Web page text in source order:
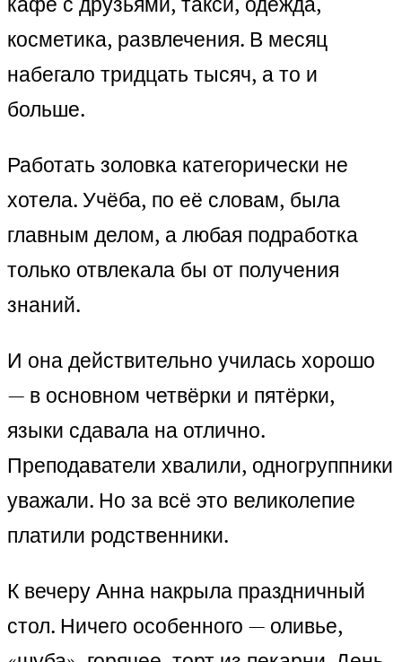
косметика, развлечения. В месяц
набегало тридцать тысяч, а то и
больше.
Работать золовка категорически не
хотела. Учёба, по её словам, была
главным делом, а любая подработка
только отвлекала бы от получения
знаний.
И она действительно училась хорошо
— в основном четвёрки и пятёрки,
языки сдавала на отлично.
Преподаватели хвалили, одногруппники
уважали. Но за всё это великолепие
платили родственники.
К вечеру Анна накрыла праздничный
стол. Ничего особенного — оливье,